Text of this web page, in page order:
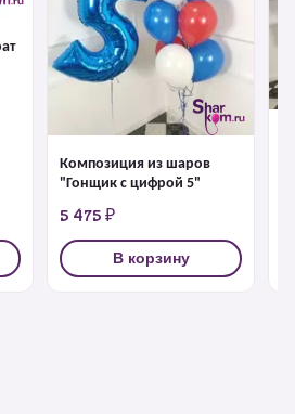
Композиция из шаров
"Гонщик с цифрой 5"
5 475 ₽
В корзину